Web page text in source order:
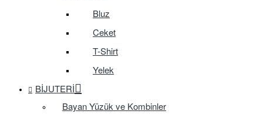
Bluz
Ceket
T-Shirt
Yelek
BIJUTERI
Bayan Yüzük ve Kombinler